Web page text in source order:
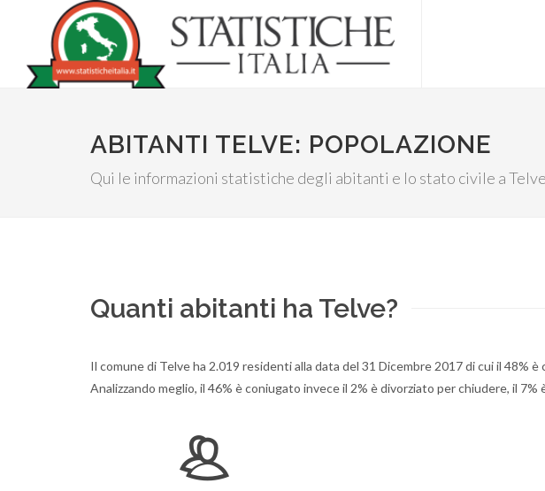
ABITANTI TELVE: POPOLAZIONE
Qui le informazioni statistiche degli abitanti e lo stato civile a
Quanti abitanti ha Telve?
Il comune di Telve ha 2.019 residenti alla data del 31 Dicembre 2017 di cui il 48%
Analizzando meglio, il 46% è coniugato invece il 2% è divorziato per chiudere, il 7%